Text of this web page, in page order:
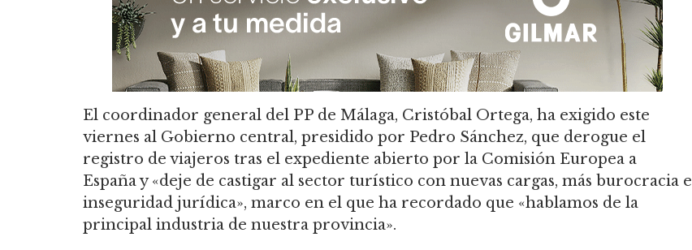
El coordinador general del PP de Málaga, Cristóbal Ortega, ha exigido este
viernes al Gobierno central, presidido por Pedro Sánchez, que derogue el
registro de viajeros tras el expediente abierto por la Comisión Europea a
España y «deje de castigar al sector turístico con nuevas cargas, más burocracia e
inseguridad jurídica», marco en el que ha recordado que «hablamos de la
principal industria de nuestra provincia».